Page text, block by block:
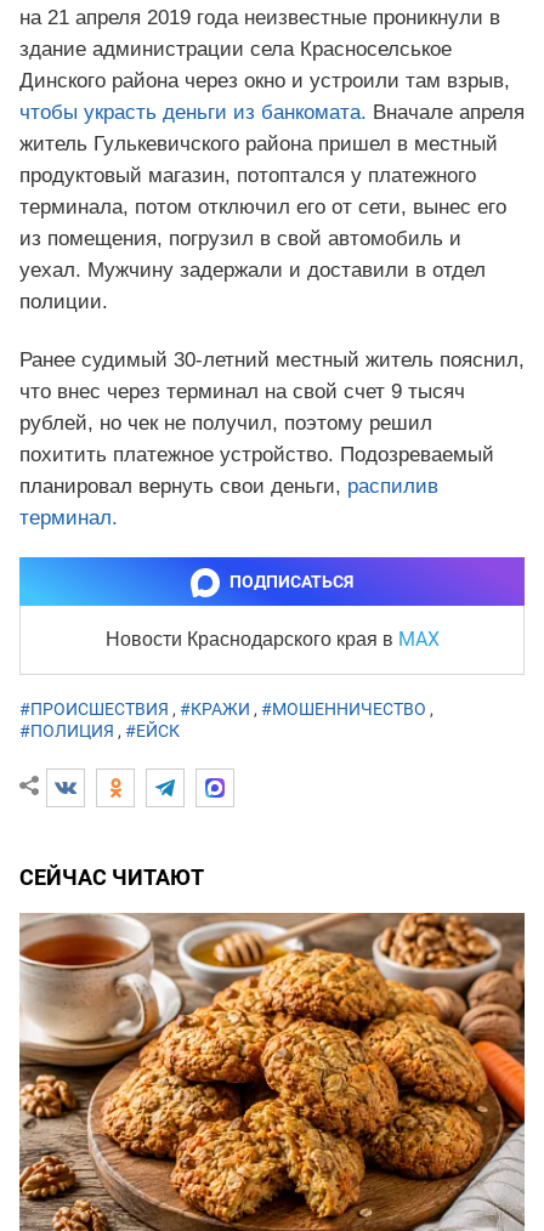
на 21 апреля 2019 года неизвестные проникнули в
здание администрации села Красноселськое
Динского района через окно и устроили там взрыв,
чтобы украсть деньги из банкомата. Вначале апреля
житель Гулькевичского района пришел в местный
продуктовый магазин, потоптался у платежного
терминала, потом отключил его от сети, вынес его
из помещения, погрузил в свой автомобиль и
уехал. Мужчину задержали и доставили в отдел
полиции.
Ранее судимый 30-летний местный житель пояснил,
что внес через терминал на свой счет 9 тысяч
рублей, но чек не получил, поэтому решил
похитить платежное устройство. Подозреваемый
планировал вернуть свои деньги, распилив
терминал.
ПОДПИСАТЬСЯ
Новости Краснодарского края в MAX
#ПРОИСШЕСТВИЯ , #КРАЖИ , #МОШЕННИЧЕСТВО ,
#ПОЛИЦИЯ , #ЕЙСК
СЕЙЧАС ЧИТАЮТ